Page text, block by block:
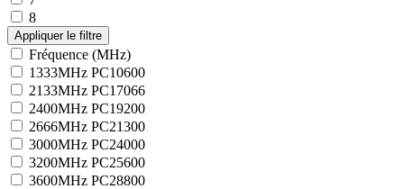
8
Fréquence (MHz)
1333MHz PC10600
2133MHz PC17066
2400MHz PC19200
2666MHz PC21300
3000MHz PC24000
3200MHz PC25600
3600MHz PC28800